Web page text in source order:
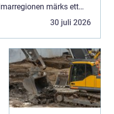
märks ett
planering där30 juli 2026